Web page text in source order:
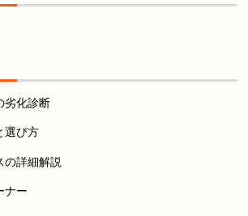
劣化診断
選び方
の詳細解説
ナー